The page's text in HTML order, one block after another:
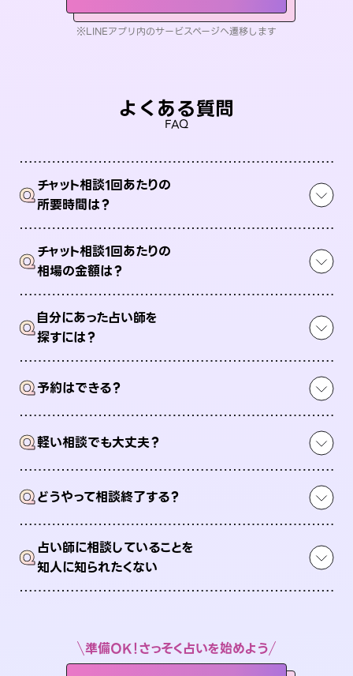
※LINEアプリ内のサービスページへ遷移します
よくある質問
FAQ
Qチャット相談1回あたりの
所要時間は？
Qチャット相談1回あたりの
相場の金額は？
Q自分にあった占い師を
探すには？
Q予約はできる？
Q軽い相談でも大丈夫？
Qどうやって相談終了する？
Q占い師に相談していることを
知人に知られたくない
準備OK！さっそく占いを始めよう